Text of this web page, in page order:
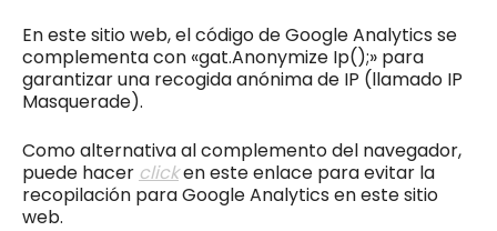
En este sitio web, el código de Google Analytics se
complementa con «gat.Anonymize Ip();» para
garantizar una recogida anónima de IP (llamado IP
Masquerade).
Como alternativa al complemento del navegador,
puede hacer clicken este enlace para evitar la
recopilación para Google Analytics en este sitio
web.